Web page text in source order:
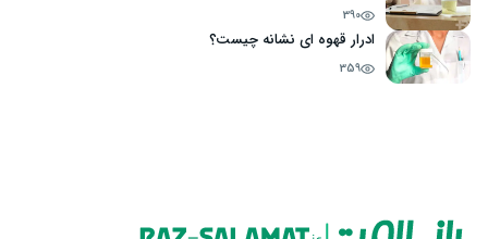
390
ادرار قهوه ای نشانه چیست؟
359